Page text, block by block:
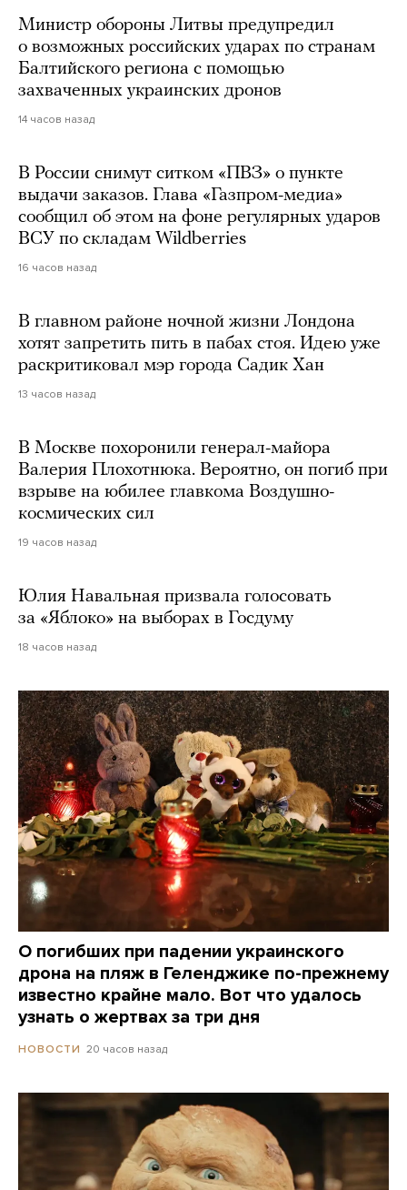
Министр обороны Литвы предупредил
о возможных российских ударах по странам
Балтийского региона с помощью
захваченных украинских дронов
14 часов назад
В России снимут ситком «ПВЗ» о пункте
выдачи заказов. Глава «Газпром-медиа»
сообщил об этом на фоне регулярных ударов
ВСУ по складам Wildberries
16 часов назад
В главном районе ночной жизни Лондона
хотят запретить пить в пабах стоя. Идею уже
раскритиковал мэр города Садик Хан
13 часов назад
В Москве похоронили генерал-майора
Валерия Плохотнюка. Вероятно, он погиб при
взрыве на юбилее главкома Воздушно-
космических сил
19 часов назад
Юлия Навальная призвала голосовать
за «Яблоко» на выборах в Госдуму
18 часов назад
О погибших при падении украинского
дрона на пляж в Геленджике по-прежнему
известно крайне мало. Вот что удалось
узнать о жертвах за три дня
НОВОСТИ 20 часов назад